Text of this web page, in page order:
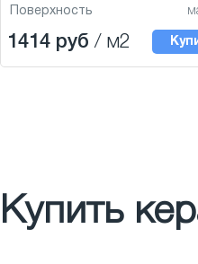
Поверхность
1414 руб / м2
Купить